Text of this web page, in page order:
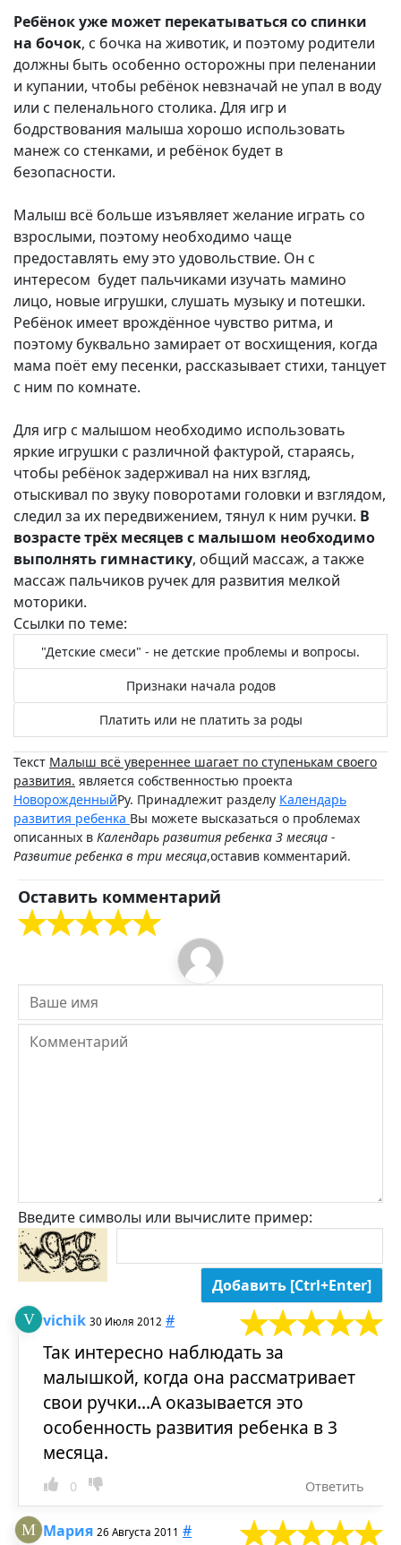
Ребёнок уже может перекатываться со спинки
на бочок, с бочка на животик, и поэтому родители
должны быть особенно осторожны при пеленании
и купании, чтобы ребёнок невзначай не упал в воду
или с пеленального столика. Для игр и
бодрствования малыша хорошо использовать
манеж со стенками, и ребёнок будет в
безопасности.
Малыш всё больше изъявляет желание играть со
взрослыми, поэтому необходимо чаще
предоставлять ему это удовольствие. Он с
интересом будет пальчиками изучать мамино
лицо, новые игрушки, слушать музыку и потешки.
Ребёнок имеет врождённое чувство ритма, и
поэтому буквально замирает от восхищения, когда
мама поёт ему песенки, рассказывает стихи, танцует
с ним по комнате.
Для игр с малышом необходимо использовать
яркие игрушки с различной фактурой, стараясь,
чтобы ребёнок задерживал на них взгляд,
отыскивал по звуку поворотами головки и взглядом,
следил за их передвижением, тянул к ним ручки. В
возрасте трёх месяцев с малышом необходимо
выполнять гимнастику, общий массаж, а также
массаж пальчиков ручек для развития мелкой
моторики.
Ссылки по теме:
"Детские смеси" - не детские проблемы и вопросы.
Признаки начала родов
Платить или не платить за роды
Текст Малыш всё увереннее шагает по ступенькам своего
развития. является собственностью проекта
НоворожденныйРу. Принадлежит разделу Календарь
развития ребенка Вы можете высказаться о проблемах
описанных в Календарь развития ребенка 3 месяца -
Развитие ребенка в три месяца,оставив комментарий.
Оставить комментарий
Введите символы или вычислите пример:
vichik 30 Июля 2012 #
Так интересно наблюдать за
малышкой, когда она рассматривает
свои ручки...А оказывается это
особенность развития ребенка в 3
месяца.
0 Ответить
Мария 26 Августа 2011 #